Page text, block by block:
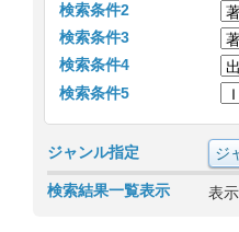
検索条件2
検索条件3
検索条件4
検索条件5
ジャンル指定
検索結果一覧表示 表